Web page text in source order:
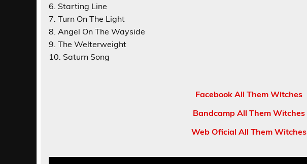
6. Starting Line
7. Turn On The Light
8. Angel On The Wayside
9. The Welterweight
10. Saturn Song
Facebook All Them Witches
Bandcamp All Them Witches
Web Oficial All Them Witches